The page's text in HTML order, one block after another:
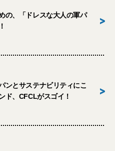
の、「ドレスな大人の軍パ
>
ンとサステナビリティにこ
ド、CFCLがスゴイ！
>